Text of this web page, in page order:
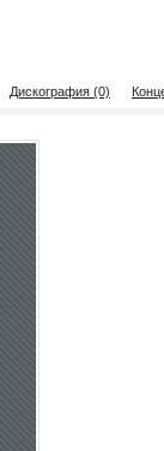
Дискография (0)